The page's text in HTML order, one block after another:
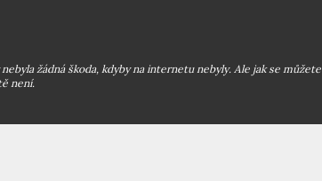
žádná škoda, kdyby na internetu nebyly. Ale jak se můžete
není.